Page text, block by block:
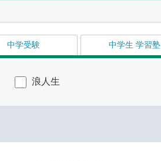
中学受験 中学生 学習塾
浪人生